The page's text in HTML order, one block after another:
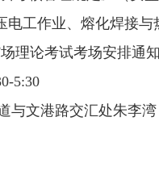
工作业、熔化焊接
场理论考试考场安排通
0-5:30
与文港路交汇处朱李